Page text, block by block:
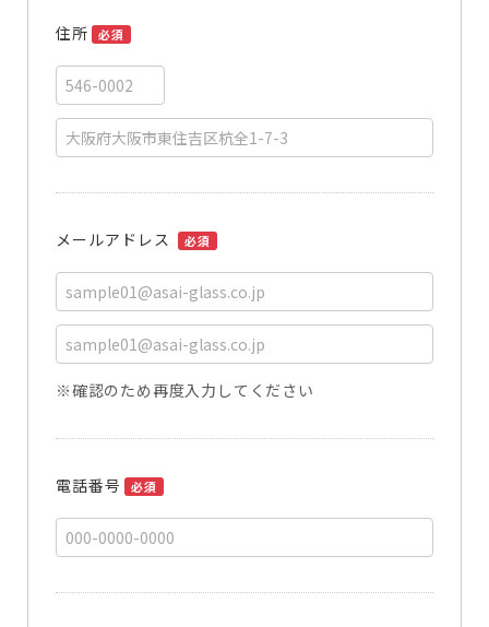
住所 必須
メールアドレス 必須
※確認のため再度入力してください
電話番号 必須